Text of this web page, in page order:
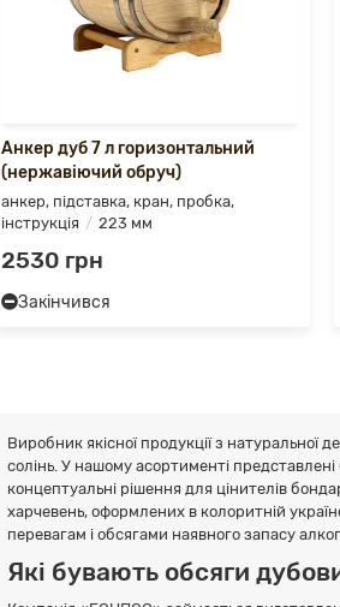
Анкер дуб 7 л горизонтальний
(нержавіючий обруч)
анкер, підставка, кран, пробка,
інструкція
223 мм
2530 грн
Закінчився
Виробник якісної продукції з натуральної
солінь. У нашому асортименті
концептуальні рішення для цінителів
харчевень, оформлених в колоритній
перевагам і обсягами наявного запасу
Які бувають обсяги